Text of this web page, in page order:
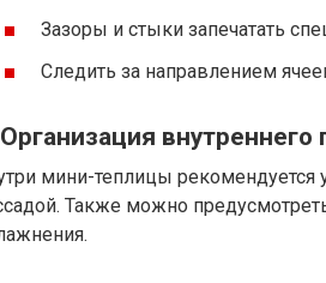
Зазоры и стыки запечатать
Следить за направлением
внутреннего
мини-теплицы рекомендуется
Также можно